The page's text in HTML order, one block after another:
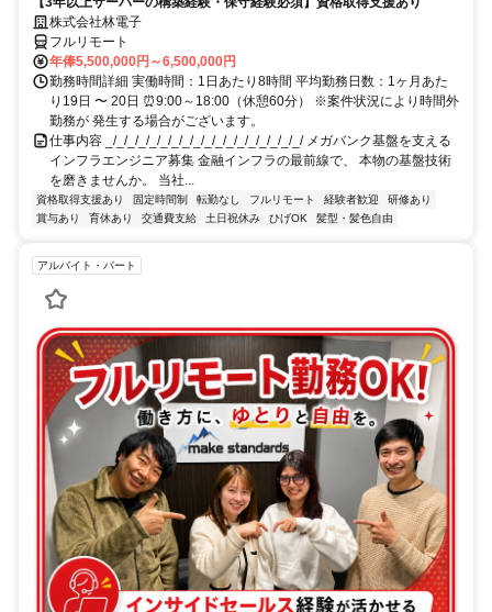
株式会社林電子
フルリモート
年俸5,500,000円～6,500,000円
勤務時間詳細 実働時間：1日あたり8時間 平均勤務日数：1ヶ月あた
り19日 〜 20日 ⏰9:00～18:00（休憩60分） ※案件状況により時間外
勤務が 発生する場合がございます。
仕事内容 _/_/_/_/_/_/_/_/_/_/_/_/_/_/_/_/_/_/ メガバンク基盤を支える
インフラエンジニア募集 金融インフラの最前線で、 本物の基盤技術
を磨きませんか。 当社...
資格取得支援あり 固定時間制 転勤なし フルリモート 経験者歓迎
研修あり
賞与あり
育休あり 交通費支給 土日祝休み ひげOK 髪型・髪色自由
アルバイト・パート